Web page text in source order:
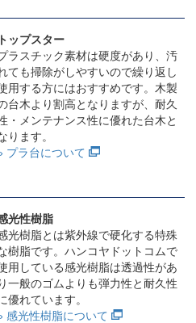
トップスター
ラスチック素材は硬度があり、汚
ても掃除がしやすいので繰り返し
用する方にはおすすめです。木製
台木より割高となりますが、耐久
・メンテナンス性に優れた台木と
ります。
プラ台について
光性樹脂
光樹脂とは紫外線で硬化する特殊
樹脂です。ハンコヤドットコムで
用している感光樹脂は透過性があ
り一般のゴムよりも弾力性と耐久性
優れています。
感光性樹脂について